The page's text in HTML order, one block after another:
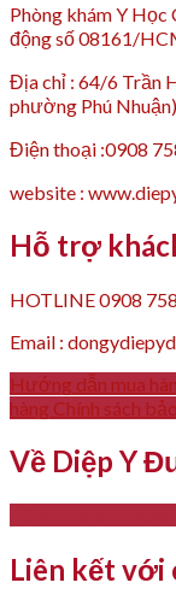
Phòng khám Y
động số 08161/
Địa chỉ : 64/6 Trần
phường Phú
Điện thoại :0908
website :
Hỗ trợ
HOTLINE 0908
Email :
Hướng dẫn mua
hàng Chính sách
Về Diệp Y
Liên kết với